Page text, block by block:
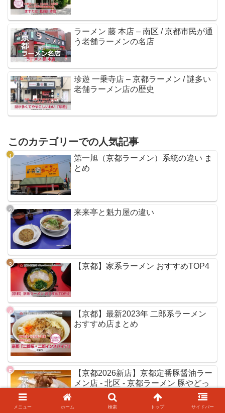
ラーメン 藤 本店 – 南区 / 京都市民が通
う老舗ラーメンの名店
珍遊 一乗寺店 – 京都ラーメン / 謎多い
老舗ラーメン店の歴史
このカテゴリーでの人気記事
第一旭（京都ラーメン）系統の違い ま
とめ
来来亭と魁力屋の違い
【京都】家系ラーメン おすすめTOP4
【京都】最新2023年 二郎系ラーメン
おすすめ店まとめ
【京都2026新店】京都定番豚醤油ラー
メン店 - 北区 - 京都ラーメン 豚やどっ
メニュー ホーム 検索 トップ サイドバー